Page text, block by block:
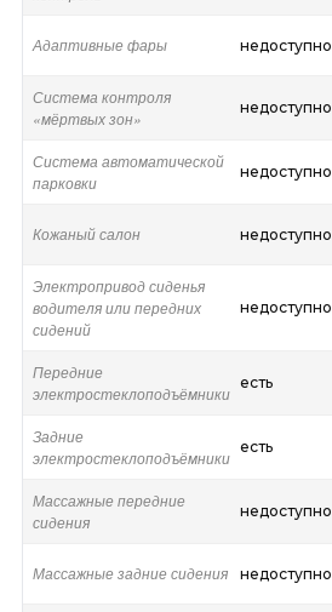
Адаптивные фары недоступно
Система контроля
«мёртвых зон»
недоступно
Система автоматической
парковки
недоступно
Кожаный салон недоступно
Электропривод сиденья
водителя или передних
сидений
недоступно
Передние
электростеклоподъёмники
есть
Задние
электростеклоподъёмники
есть
Массажные передние
сидения
недоступно
Массажные задние сидения недоступно